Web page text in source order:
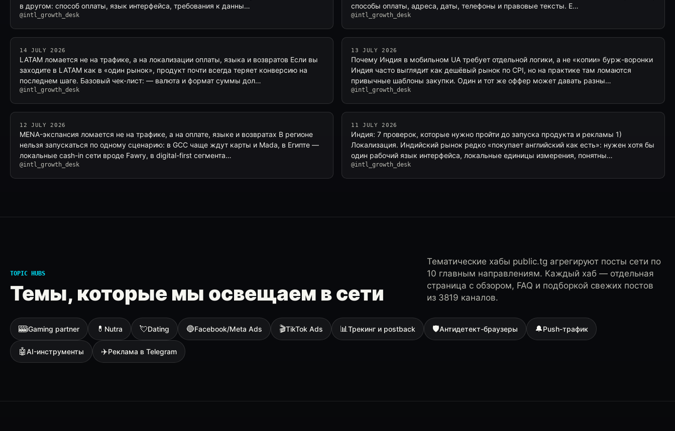
в другом: способ оплаты, язык интерфейса, требования к данны…
@intl_growth_desk
способы оплаты, адреса, даты, телефоны и правовые тексты. Е…
@intl_growth_desk
14 JULY 2026
LATAM ломается не на трафике, а на локализации оплаты, языка и возвратов Если вы
заходите в LATAM как в «один рынок», продукт почти всегда теряет конверсию на
последнем шаге. Базовый чек-лист: — валюта и формат суммы дол…
@intl_growth_desk
13 JULY 2026
Почему Индия в мобильном UA требует отдельной логики, а не «копии» бурж-воронки
Индия часто выглядит как дешёвый рынок по CPI, но на практике там ломаются
привычные шаблоны закупки. Один и тот же оффер может давать разны…
@intl_growth_desk
12 JULY 2026
MENA-экспансия ломается не на трафике, а на оплате, языке и возвратах В регионе
нельзя запускаться по одному сценарию: в GCC чаще ждут карты и Mada, в Египте —
локальные cash-in сети вроде Fawry, в digital-first сегмента…
@intl_growth_desk
11 JULY 2026
Индия: 7 проверок, которые нужно пройти до запуска продукта и рекламы 1)
Локализация. Индийский рынок редко «покупает английский как есть»: нужен хотя бы
один рабочий язык интерфейса, локальные единицы измерения, понятны…
@intl_growth_desk
TOPIC HUBS
Темы, которые мы освещаем в сети
Тематические хабы public.tg агрегируют посты сети по
10 главным направлениям. Каждый хаб — отдельная
страница с обзором, FAQ и подборкой свежих постов
из 3819 каналов.
🎰iGaming partner 💊 Nutra 💘Dating 🔵Facebook/Meta Ads 🎬TikTok Ads 📊Трекинг и postback 🛡Антидетект-браузеры 🔔Push-трафик
🤖AI-инструменты ✈️Реклама в Telegram